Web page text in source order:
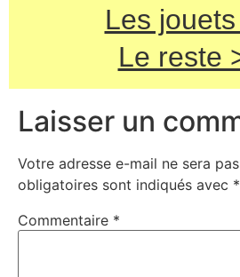
Les
Le reste
Laisser un
Votre adresse e-mail ne sera
obligatoires sont indiqués avec *
Commentaire *